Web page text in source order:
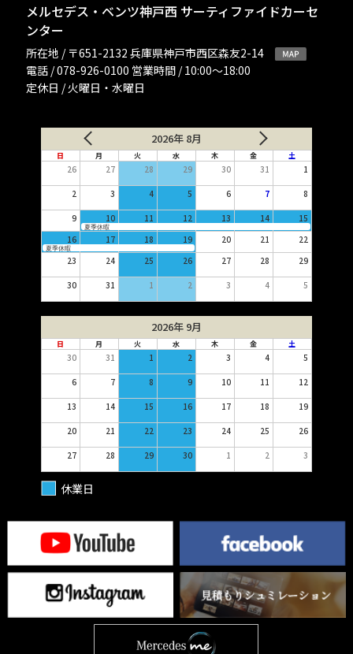
メルセデス・ベンツ神戸西 サーティファイドカーセ
ンター
所在地 / 〒651-2132 兵庫県神戸市西区森友2-14
電話 / 078-926-0100 営業時間 / 10:00〜18:00
定休日 / 火曜日・水曜日
2026年 8月
日 月 火 水 木 金 土
26 27 28 29 30 31 1
2 3 4 5 6 7 8
9 10 11 12 13 14 15
夏季休暇
16 17 18 19 20 21 22
夏季休暇
23 24 25 26 27 28 29
30 31 1 2 3 4 5
2026年 9月
日 月 火 水 木 金 土
30 31 1 2 3 4 5
6 7 8 9 10 11 12
13 14 15 16 17 18 19
20 21 22 23 24 25 26
27 28 29 30 1 2 3
休業日